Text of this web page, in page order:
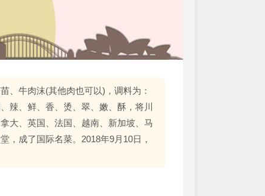
、牛肉沫(其他肉也可以)，调料为：
辣、鲜、香、烫、翠、嫩、酥，将川
大、英国、法国、越南、新加坡、马
，成了国际名菜。2018年9月10日，